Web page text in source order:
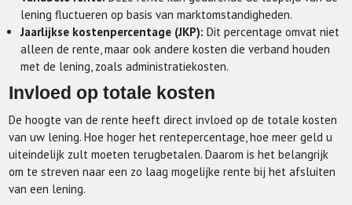
lening fluctueren op basis van marktomstandigheden.
Jaarlijkse kostenpercentage (JKP): Dit percentage omvat niet
alleen de rente, maar ook andere kosten die verband houden
met de lening, zoals administratiekosten.
Invloed op totale kosten
De hoogte van de rente heeft direct invloed op de totale kosten
van uw lening. Hoe hoger het rentepercentage, hoe meer geld u
uiteindelijk zult moeten terugbetalen. Daarom is het belangrijk
om te streven naar een zo laag mogelijke rente bij het afsluiten
van een lening.